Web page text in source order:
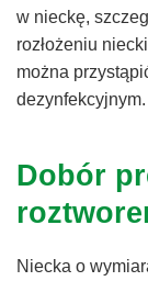
w nieckę,
rozłożeniu
można
dezynfekcyjnym.
Dobór
Niecka o